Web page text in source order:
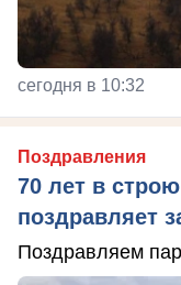
сегодня в 10:32
Поздравления
70 лет в
поздравляет
Поздравляем